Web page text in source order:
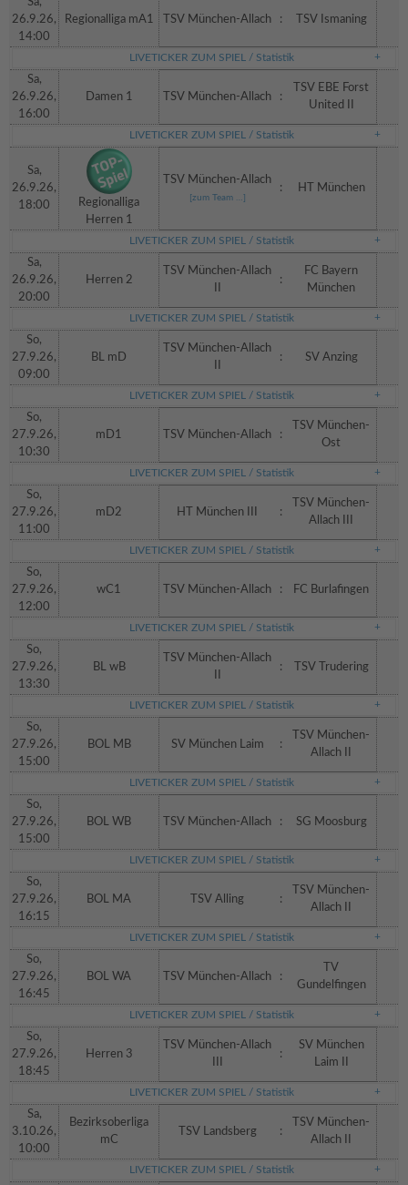
26.9.26,
14:00
Regionalliga mA1 TSV München-Allach : TSV Ismaning
LIVETICKER ZUM SPIEL / Statistik
Sa,
26.9.26,
16:00
Damen 1 TSV München-Allach :
TSV EBE Forst
United II
LIVETICKER ZUM SPIEL / Statistik
Sa,
26.9.26,
18:00
Regionalliga
Herren 1
TSV München-Allach
[zum Team …]
: HT München
LIVETICKER ZUM SPIEL / Statistik
Sa,
26.9.26,
20:00
Herren 2
TSV München-Allach
:
FC Bayern
München
LIVETICKER ZUM SPIEL / Statistik
So,
27.9.26,
09:00
BL mD
TSV München-Allach
: SV Anzing
LIVETICKER ZUM SPIEL / Statistik
So,
27.9.26,
10:30
mD1 TSV München-Allach :
TSV München-
Ost
LIVETICKER ZUM SPIEL / Statistik
So,
27.9.26,
11:00
mD2 HT München III :
TSV München-
Allach III
LIVETICKER ZUM SPIEL / Statistik
So,
27.9.26,
12:00
wC1 TSV München-Allach : FC Burlafingen
LIVETICKER ZUM SPIEL / Statistik
So,
27.9.26,
13:30
BL wB
TSV München-Allach
: TSV Trudering
LIVETICKER ZUM SPIEL / Statistik
So,
27.9.26,
15:00
BOL MB SV München Laim :
TSV München-
Allach II
LIVETICKER ZUM SPIEL / Statistik
So,
27.9.26,
15:00
BOL WB TSV München-Allach : SG Moosburg
LIVETICKER ZUM SPIEL / Statistik
So,
27.9.26,
16:15
BOL MA TSV Alling :
TSV München-
Allach II
LIVETICKER ZUM SPIEL / Statistik
So,
27.9.26,
16:45
BOL WA TSV München-Allach :
TV
Gundelfingen
LIVETICKER ZUM SPIEL / Statistik
So,
27.9.26,
18:45
Herren 3
TSV München-Allach
:
SV München
Laim II
LIVETICKER ZUM SPIEL / Statistik
Sa,
3.10.26,
10:00
Bezirksoberliga
mC
TSV Landsberg :
TSV München-
Allach II
LIVETICKER ZUM SPIEL / Statistik